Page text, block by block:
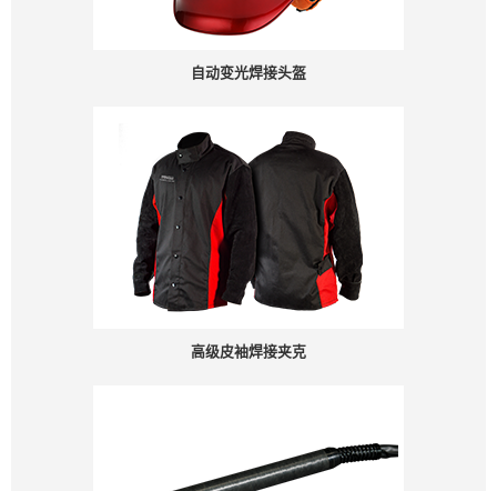
自动变光焊接头盔
高级皮袖焊接夹克